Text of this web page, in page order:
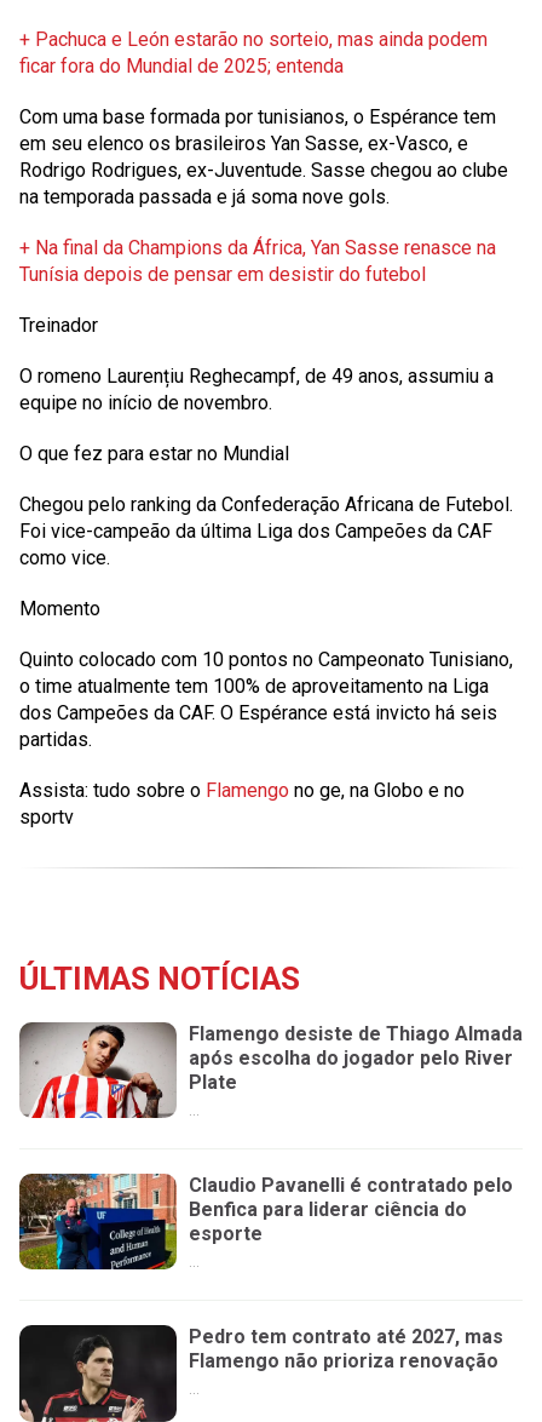
+ Pachuca e León estarão no sorteio, mas ainda podem
ficar fora do Mundial de 2025; entenda
Com uma base formada por tunisianos, o Espérance tem
em seu elenco os brasileiros Yan Sasse, ex-Vasco, e
Rodrigo Rodrigues, ex-Juventude. Sasse chegou ao clube
na temporada passada e já soma nove gols.
+ Na final da Champions da África, Yan Sasse renasce na
Tunísia depois de pensar em desistir do futebol
Treinador
O romeno Laurențiu Reghecampf, de 49 anos, assumiu a
equipe no início de novembro.
O que fez para estar no Mundial
Chegou pelo ranking da Confederação Africana de Futebol.
Foi vice-campeão da última Liga dos Campeões da CAF
como vice.
Momento
Quinto colocado com 10 pontos no Campeonato Tunisiano,
o time atualmente tem 100% de aproveitamento na Liga
dos Campeões da CAF. O Espérance está invicto há seis
partidas.
Assista: tudo sobre o Flamengo no ge, na Globo e no
sportv
ÚLTIMAS NOTÍCIAS
Flamengo desiste de Thiago Almada
após escolha do jogador pelo River
Plate
...
Claudio Pavanelli é contratado pelo
Benfica para liderar ciência do
esporte
...
Pedro tem contrato até 2027, mas
Flamengo não prioriza renovação
...